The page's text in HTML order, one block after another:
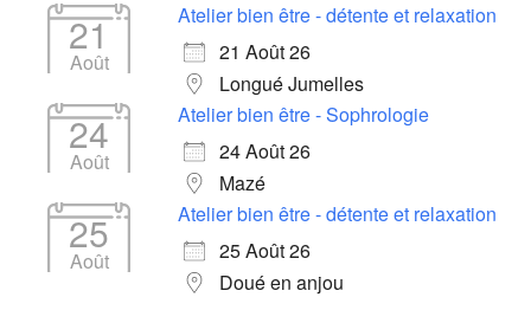
21
Août
Atelier bien être - détente et relaxation
21 Août 26
Longué Jumelles
24
Août
Atelier bien être - Sophrologie
24 Août 26
Mazé
25
Août
Atelier bien être - détente et relaxation
25 Août 26
Doué en anjou